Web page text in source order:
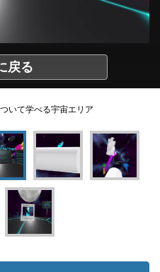
戻る
いて学べる宇宙エリア